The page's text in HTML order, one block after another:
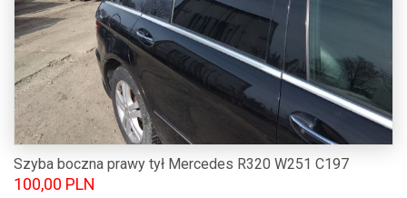
Szyba boczna prawy tył Mercedes R320 W251 C197
100,00 PLN